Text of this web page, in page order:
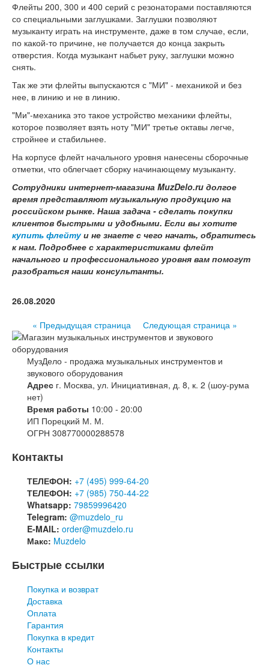
Флейты 200, 300 и 400 серий с резонаторами поставляются
со специальными заглушками. Заглушки позволяют
музыканту играть на инструменте, даже в том случае, если,
по какой-то причине, не получается до конца закрыть
отверстия. Когда музыкант набьет руку, заглушки можно
снять.
Так же эти флейты выпускаются с "МИ" - механикой и без
нее, в линию и не в линию.
"Ми"-механика это такое устройство механики флейты,
которое позволяет взять ноту "МИ" третье октавы легче,
стройнее и стабильнее.
На корпусе флейт начального уровня нанесены сборочные
отметки, что облегчает сборку начинающему музыканту.
Сотрудники интернет-магазина MuzDelo.ru долгое
время представляют музыкальную продукцию на
российском рынке. Наша задача - сделать покупки
клиентов быстрыми и удобными. Если вы хотите
купить флейтуи не знаете с чего начать, обратитесь
к нам. Подробнее с характеристиками флейт
начального и профессионального уровня вам помогут
разобраться наши консультанты.
26.08.2020
« Предыдущая страница
Следующая страница »
МузДело - продажа музыкальных инструментов и
звукового оборудования
Адрес г. Москва, ул. Инициативная, д. 8, к. 2 (шоу-рума
нет)
Время работы 10:00 - 20:00
ИП Порецкий М. М.
ОГРН 308770000288578
Контакты
ТЕЛЕФОН: +7 (495) 999-64-20
ТЕЛЕФОН: +7 (985) 750-44-22
Whatsapp: 79859996420
Telegram: @muzdelo_ru
E-MAIL: order@muzdelo.ru
Макс: Muzdelo
Быстрые ссылки
Покупка и возврат
Доставка
Оплата
Гарантия
Покупка в кредит
Контакты
О нас